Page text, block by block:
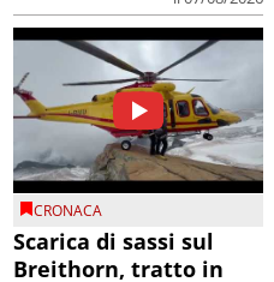
CRONACA
Scarica di sassi sul
Breithorn, tratto in